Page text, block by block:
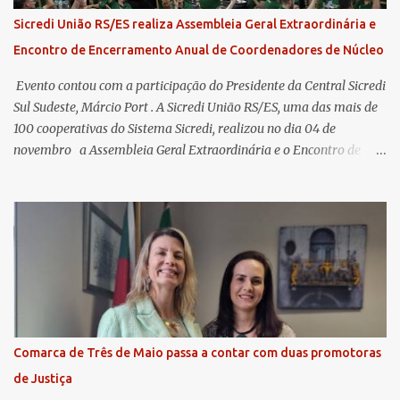
Sicredi União RS/ES realiza Assembleia Geral Extraordinária e
Encontro de Encerramento Anual de Coordenadores de Núcleo
​ Evento contou com a participação do Presidente da Central Sicredi
Sul Sudeste, Márcio Port . A Sicredi União RS/ES, uma das mais de
100 cooperativas do Sistema Sicredi, realizou no dia 04 de
novembro a Assembleia Geral Extraordinária e o Encontro de
futuro. O evento ocorreu presencialmente em Santa Rosa/RS com
transmissão simultânea para os coordenadores capixabas, que
estavam reunidos em Cachoeiro de Itapemirim / ES. Durante a
Assembleia Geral Extraordinária, foram debatidas e aprovadas
pautas estratégicas, como a atualização da Política de
Remuneração dos Administradores Estatutários e do regulamento
do Fundo Social, reforçando o compromisso da cooperativa com a
transparência e a governança. No Encontro de Coordenadores de
Núcleo, o presidente da Sicredi União RS/ES, Sidnei Strejevitch, fez
Comarca de Três de Maio passa a contar com duas promotoras
de Justiça